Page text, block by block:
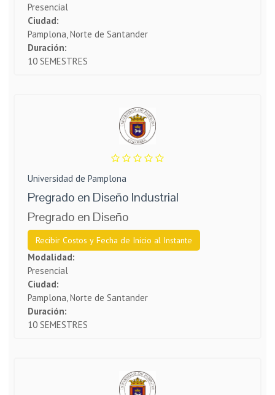
Presencial
Ciudad:
Pamplona, Norte de Santander
Duración:
10 SEMESTRES
Universidad de Pamplona
Pregrado en Diseño Industrial
Pregrado en Diseño
Recibir Costos y Fecha de Inicio al Instante
Modalidad:
Presencial
Ciudad:
Pamplona, Norte de Santander
Duración:
10 SEMESTRES